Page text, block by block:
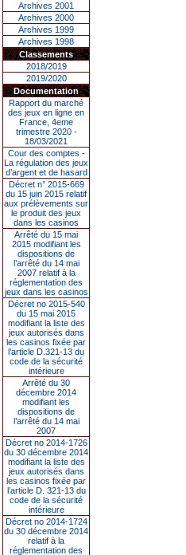
Archives 2001
Archives 2000
Archives 1999
Archives 1998
Classements
2018/2019
2019/2020
Documentation
Rapport du marché
des jeux en ligne en
France, 4eme
trimestre 2020 -
18/03/2021
Cour des comptes -
La régulation des jeux
d’argent et de hasard
Décret n° 2015-669
du 15 juin 2015 relatif
aux prélèvements sur
le produit des jeux
dans les casinos
Arrêté du 15 mai
2015 modifiant les
dispositions de
l’arrêté du 14 mai
2007 relatif à la
réglementation des
jeux dans les casinos
Décret no 2015-540
du 15 mai 2015
modifiant la liste des
jeux autorisés dans
les casinos fixée par
l’article D.321-13 du
code de la sécurité
intérieure
Arrêté du 30
décembre 2014
modifiant les
dispositions de
l’arrêté du 14 mai
2007
Décret no 2014-1726
du 30 décembre 2014
modifiant la liste des
jeux autorisés dans
les casinos fixée par
l’article D. 321-13 du
code de la sécurité
intérieure
Décret no 2014-1724
du 30 décembre 2014
relatif à la
réglementation des